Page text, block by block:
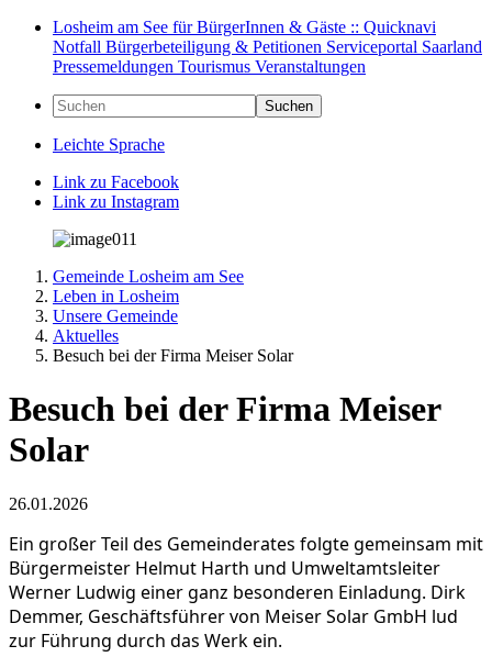
Losheim am See für BürgerInnen & Gäste :: Quicknavi
Notfall Bürgerbeteiligung & Petitionen Serviceportal Saarland
Pressemeldungen Tourismus Veranstaltungen
Suchen
Leichte Sprache
Link zu Facebook
Link zu Instagram
Gemeinde Losheim am See
Leben in Losheim
Unsere Gemeinde
Aktuelles
Besuch bei der Firma Meiser Solar
Besuch bei der Firma Meiser
Solar
26.01.2026
Ein großer Teil des Gemeinderates folgte gemeinsam mit
Bürgermeister Helmut Harth und Umweltamtsleiter
Werner Ludwig einer ganz besonderen Einladung. Dirk
Demmer, Geschäftsführer von Meiser Solar GmbH lud
zur Führung durch das Werk ein.